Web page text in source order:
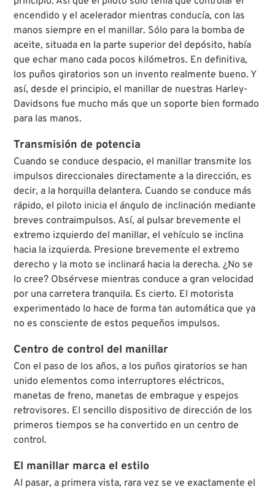
encendido y el acelerador mientras conducía, con las
manos siempre en el manillar. Sólo para la bomba de
aceite, situada en la parte superior del depósito, había
que echar mano cada pocos kilómetros. En definitiva,
los puños giratorios son un invento realmente bueno. Y
así, desde el principio, el manillar de nuestras Harley-
Davidsons fue mucho más que un soporte bien formado
para las manos.
Transmisión de potencia
Cuando se conduce despacio, el manillar transmite los
impulsos direccionales directamente a la dirección, es
decir, a la horquilla delantera. Cuando se conduce más
rápido, el piloto inicia el ángulo de inclinación mediante
breves contraimpulsos. Así, al pulsar brevemente el
extremo izquierdo del manillar, el vehículo se inclina
hacia la izquierda. Presione brevemente el extremo
derecho y la moto se inclinará hacia la derecha. ¿No se
lo cree? Obsérvese mientras conduce a gran velocidad
por una carretera tranquila. Es cierto. El motorista
experimentado lo hace de forma tan automática que ya
no es consciente de estos pequeños impulsos.
Centro de control del manillar
Con el paso de los años, a los puños giratorios se han
unido elementos como interruptores eléctricos,
manetas de freno, manetas de embrague y espejos
retrovisores. El sencillo dispositivo de dirección de los
primeros tiempos se ha convertido en un centro de
control.
El manillar marca el estilo
Al pasar, a primera vista, rara vez se ve exactamente el